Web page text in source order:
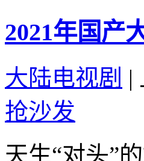
2021年国产
大陆电视剧 |
抢沙发
天生“对头”